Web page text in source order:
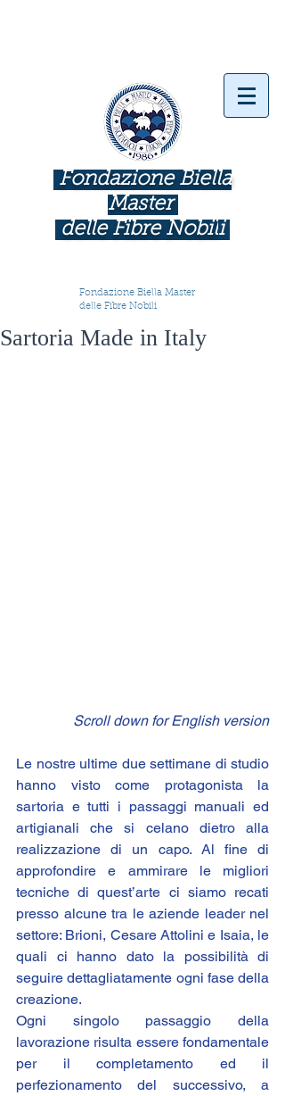
Fondazione Biella
Master
delle Fibre Nobili
Fondazione Biella Master
delle Fibre Nobili
Sartoria Made in Italy
Scroll down for English version
Le nostre ultime due settimane di studio
hanno visto come protagonista la
sartoria e tutti i passaggi manuali ed
artigianali che si celano dietro alla
realizzazione di un capo. Al fine di
approfondire e ammirare le migliori
tecniche di quest’arte ci siamo recati
presso alcune tra le aziende leader nel
settore: Brioni, Cesare Attolini e Isaia, le
quali ci hanno dato la possibilità di
seguire dettagliatamente ogni fase della
creazione.
Ogni singolo passaggio della
lavorazione risulta essere fondamentale
per il completamento ed il
perfezionamento del successivo, a